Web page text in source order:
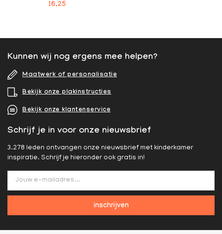
16,25
Kunnen wij nog ergens mee helpen?
Maatwerk of personalisatie
Bekijk onze plakinstructies
Bekijk onze klantenservice
Schrijf je in voor onze nieuwsbrief
3.278 leden ontvangen onze nieuwsbrief met kinderkamer
inspiratie. Schrijf je hieronder ook gratis in!
inschrijven